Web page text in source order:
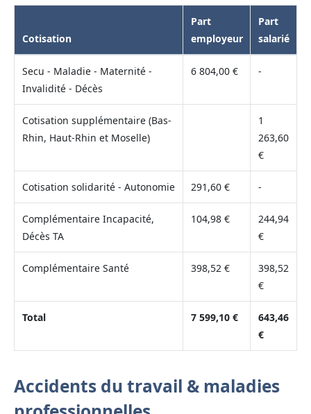
Cotisation
Part
employeur
Part
salarié
Secu - Maladie - Maternité -
Invalidité - Décès
6 804,00 € -
Cotisation supplémentaire (Bas-
Rhin, Haut-Rhin et Moselle)
1
263,60
€
Cotisation solidarité - Autonomie 291,60 € -
Complémentaire Incapacité,
Décès TA
104,98 €
244,94
€
Complémentaire Santé 398,52 €
398,52
€
Total 7 599,10 €
643,46
€
Accidents du travail & maladies